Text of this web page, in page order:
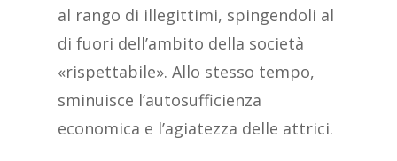
al rango di illegittimi, spingendoli al
di fuori dell’ambito della società
«rispettabile». Allo stesso tempo,
sminuisce l’autosufficienza
economica e l’agiatezza delle attrici.